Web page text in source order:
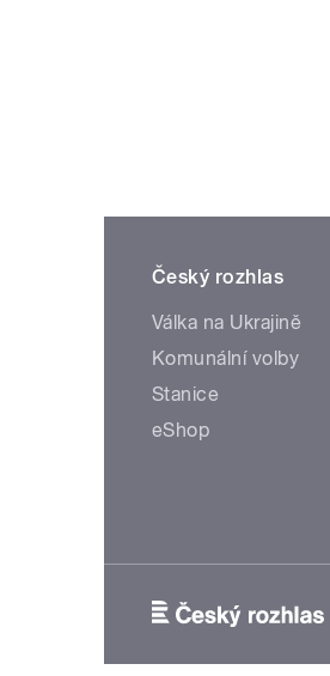
Český rozhlas
Válka na Ukrajině
Komunální volby
Stanice
eShop